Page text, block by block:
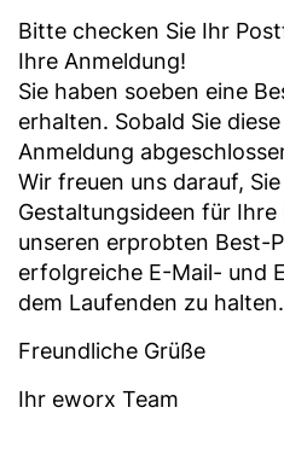
Bitte checken Sie Ihr
Ihre Anmeldung!
Sie haben soeben eine
erhalten. Sobald Sie
Anmeldung
Wir freuen uns darauf,
Gestaltungsideen für
unseren erprobten Best-
erfolgreiche E-Mail- und
dem Laufenden zu halten.
Freundliche Grüße
Ihr eworx Team